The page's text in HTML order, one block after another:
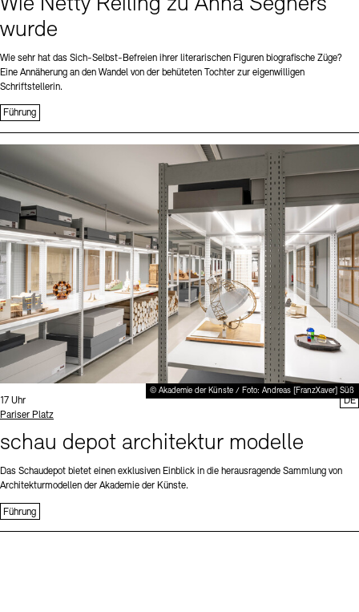
wurde
Wie sehr hat das Sich-Selbst-Befreien ihrer literarischen Figuren biografische Züge?
Eine Annäherung an den Wandel von der behüteten Tochter zur eigenwilligen
Schriftstellerin.
Führung
© Akademie der Künste / Foto: Andreas [FranzXaver] Süß
Uhrzeit:
17 Uhr
Standort
Pariser Platz
schau depot architektur modelle
Das Schaudepot bietet einen exklusiven Einblick in die herausragende Sammlung von
Architekturmodellen der Akademie der Künste.
Führung
DE